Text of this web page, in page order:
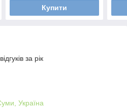
Купити
за рік
Україна